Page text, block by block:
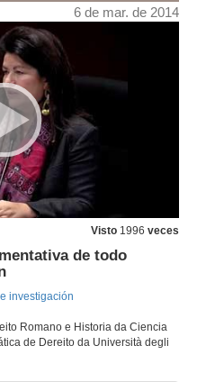
6 de mar. de 2014
Visto 1996 veces
de todo
investigación
Romano e Historia da Ciencia
de Dereito da Università degli